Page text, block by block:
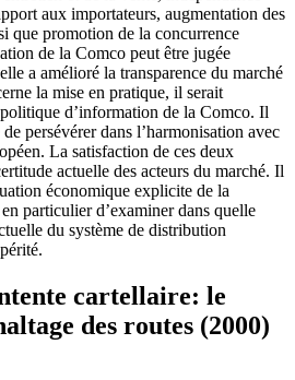
aux importateurs, augmentation des
que promotion de la concurrence
de la Comco peut être jugée
a amélioré la transparence du marché
la mise en pratique, il serait
d’information de la Comco. Il
persévérer dans l’harmonisation avec
La satisfaction de ces deux
actuelle des acteurs du marché. Il
économique explicite de la
particulier d’examiner dans quelle
du système de distribution
cartellaire: le
des routes (2000)